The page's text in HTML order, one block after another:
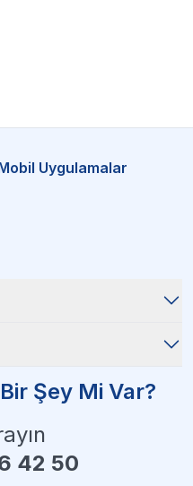
Uygulamalar
Şey Mi Var?
42 50